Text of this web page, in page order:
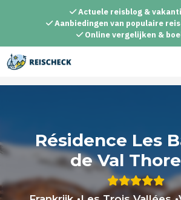
inhoud
Actuele reisblog &
Aanbiedingen van populaire
Online vergelijken &
Résidence Les
de Val